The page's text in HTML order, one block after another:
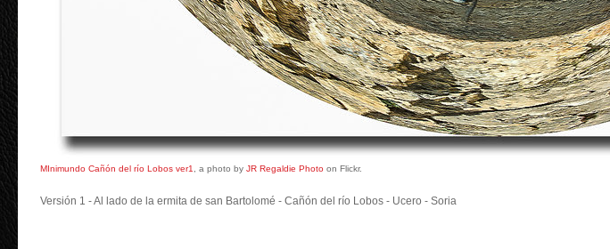
MInimundo Cañón del río Lobos ver1 , a photo by JR Regaldie Photo on Flickr.
Versión 1 - Al lado de la ermita de san Bartolomé - Cañón del río Lobos - Ucero - Soria